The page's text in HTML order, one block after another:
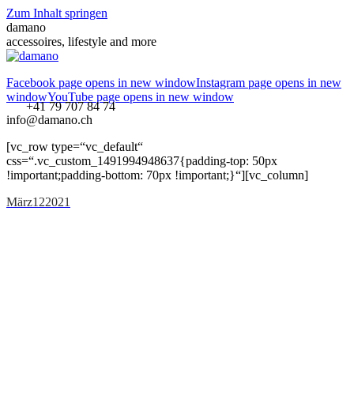
Zum Inhalt springen
damano
accessoires, lifestyle and more
Facebook page opens in new windowInstagram page opens in new
windowYouTube page opens in new window
+41 79 707 84 74
info@damano.ch
[vc_row type=“vc_default“
css=“.vc_custom_1491994948637{padding-top: 50px
!important;padding-bottom: 70px !important;}“][vc_column]
März122021